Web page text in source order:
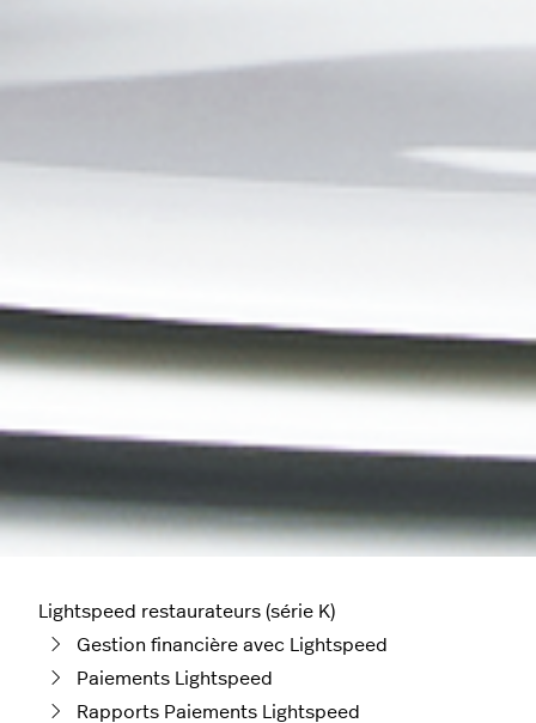
Lightspeed restaurateurs (série K)
Gestion financière avec Lightspeed
Paiements Lightspeed
Rapports Paiements Lightspeed